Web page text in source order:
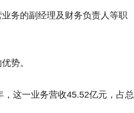
务的副经理及财务负责人等职
势。
这一业务营收45.52亿元，占总